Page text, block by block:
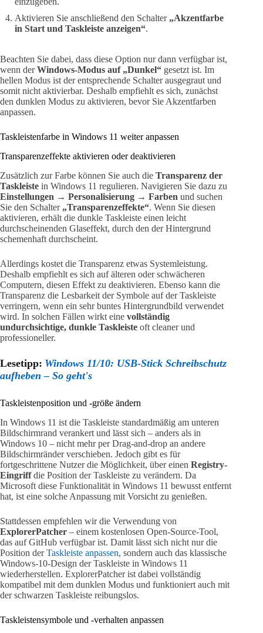
Aktivieren Sie anschließend den Schalter „Akzentfarbe
in Start und Taskleiste anzeigen“.
Beachten Sie dabei, dass diese Option nur dann verfügbar ist,
wenn derWindows-Modus auf „Dunkel“ gesetzt ist. Im
hellen Modus ist der entsprechende Schalter ausgegraut und
somit nicht aktivierbar. Deshalb empfiehlt es sich, zunächst
den dunklen Modus zu aktivieren, bevor Sie Akzentfarben
anpassen.
Taskleistenfarbe in Windows 11 weiter anpassen
Transparenzeffekte aktivieren oder deaktivieren
Zusätzlich zur Farbe können Sie auch die Transparenz der
Taskleiste in Windows 11 regulieren. Navigieren Sie dazu zu
Einstellungen → Personalisierung → Farben und suchen
Sie den Schalter „Transparenzeffekte“. Wenn Sie diesen
aktivieren, erhält die dunkle Taskleiste einen leicht
durchscheinenden Glaseffekt, durch den der Hintergrund
schemenhaft durchscheint.
Allerdings kostet die Transparenz etwas Systemleistung.
Deshalb empfiehlt es sich auf älteren oder schwächeren
Computern, diesen Effekt zu deaktivieren. Ebenso kann die
Transparenz die Lesbarkeit der Symbole auf der Taskleiste
verringern, wenn ein sehr buntes Hintergrundbild verwendet
wird. In solchen Fällen wirkt eine vollständig
undurchsichtige, dunkle Taskleiste oft cleaner und
professioneller.
Lesetipp: Windows 11/10: USB-Stick Schreibschutz
aufheben – So geht's
Taskleistenposition und -größe ändern
In Windows 11 ist die Taskleiste standardmäßig am unteren
Bildschirmrand verankert und lässt sich – anders als in
Windows 10 – nicht mehr per Drag-and-drop an andere
Bildschirmränder verschieben. Jedoch gibt es für
fortgeschrittene Nutzer die Möglichkeit, über einen Registry-
Eingriffdie Position der Taskleiste zu verändern. Da
Microsoft diese Funktionalität in Windows 11 bewusst entfernt
hat, ist eine solche Anpassung mit Vorsicht zu genießen.
Stattdessen empfehlen wir die Verwendung von
ExplorerPatcher – einem kostenlosen Open-Source-Tool,
das auf GitHub verfügbar ist. Damit lässt sich nicht nur die
Position derTaskleiste anpassen, sondern auch das klassische
Windows-10-Design der Taskleiste in Windows 11
wiederherstellen. ExplorerPatcher ist dabei vollständig
kompatibel mit dem dunklen Modus und funktioniert auch mit
der schwarzen Taskleiste reibungslos.
Taskleistensymbole und -verhalten anpassen